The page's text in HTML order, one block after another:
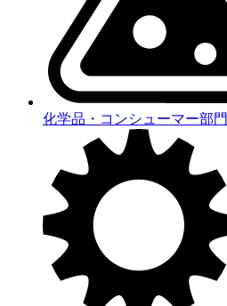
化学品・コンシューマー部門